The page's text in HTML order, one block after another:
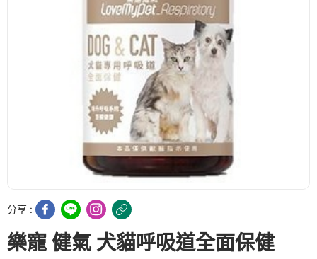
分享 :
樂寵 健氣 犬貓呼吸道全面保健